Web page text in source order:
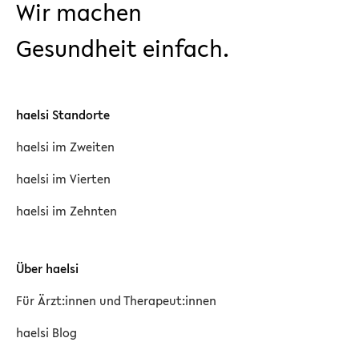
Wir machen
Gesundheit einfach.
haelsi Standorte
haelsi im Zweiten
haelsi im Vierten
haelsi im Zehnten
Über haelsi
Für Ärzt:innen und Therapeut:innen
haelsi Blog